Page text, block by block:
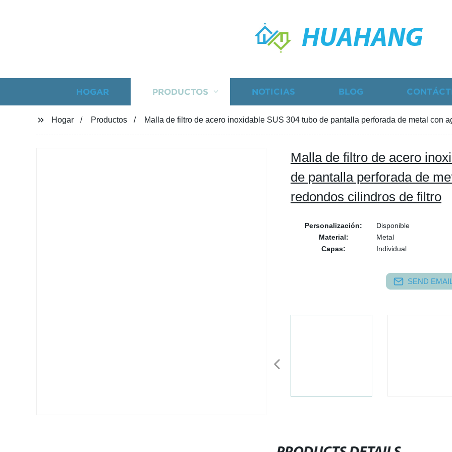
HUAHANG
HOGAR PRODUCTOS NOTICIAS BLOG
Hogar Productos Malla de filtro de acero inoxidable SUS 304 tubo de pantalla perforada de metal con
Malla de filtro de acero
de pantalla perforada de
redondos cilindros de filtro
Personalización:
Disponible
Material:
Metal
Capas:
Individual
SEND